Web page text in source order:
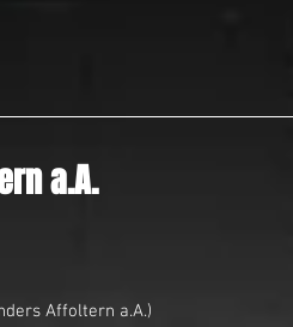
a.A.
Affoltern a.A.)